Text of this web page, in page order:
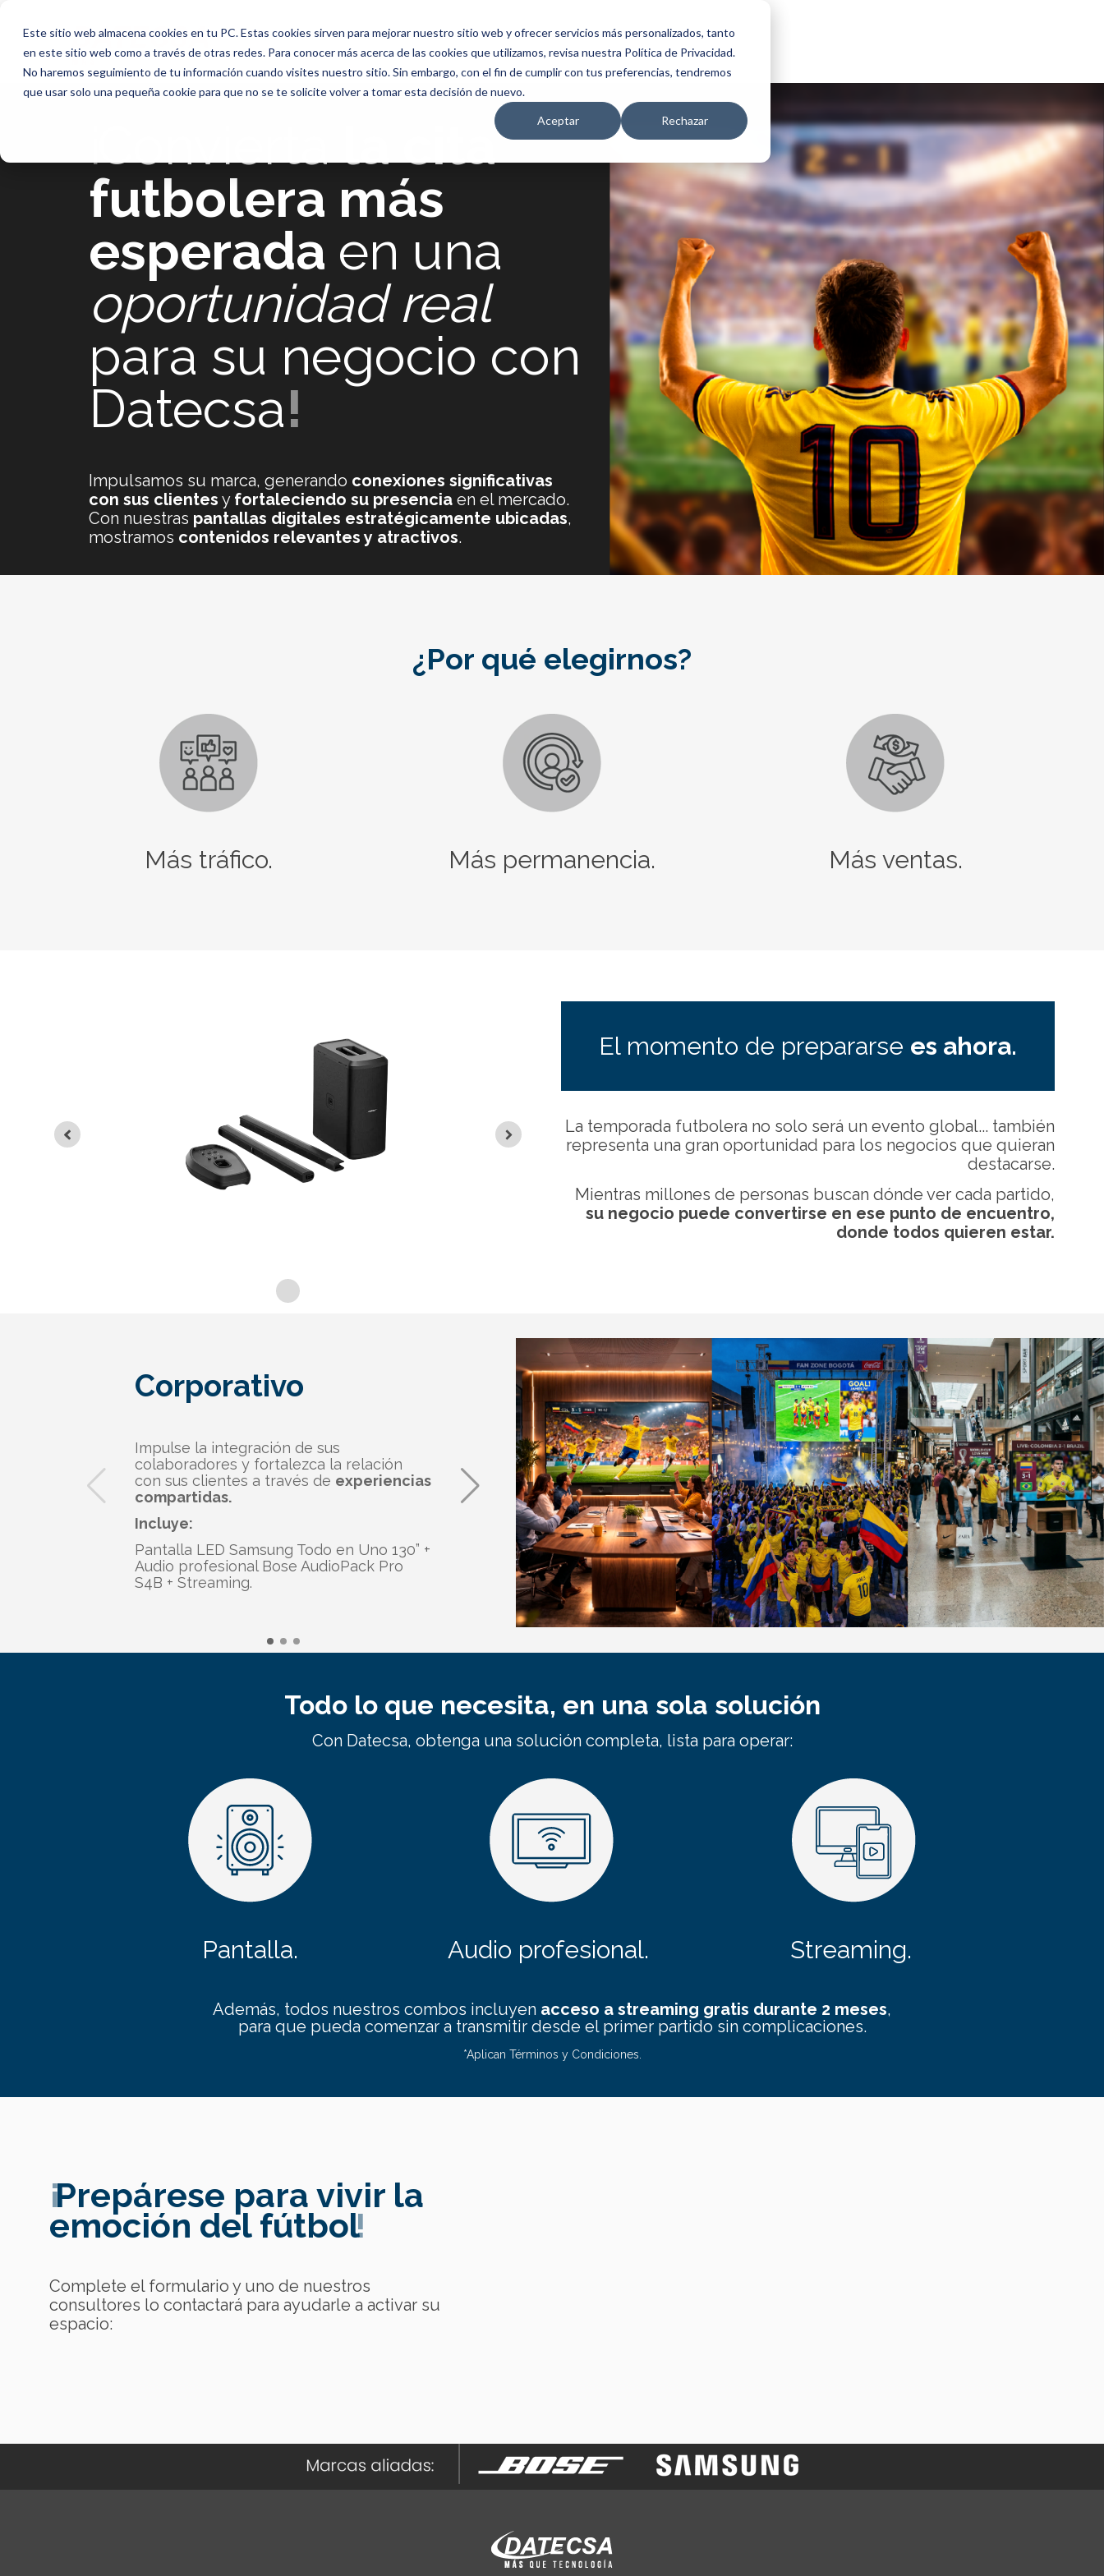
Este sitio web almacena cookies en tu PC. Estas cookies sirven para mejorar nuestro sitio web y ofrecer servicios más personalizados, tanto
en este sitio web como a través de otras redes. Para conocer más acerca de las cookies que utilizamos, revisa nuestra Política de Privacidad.
No haremos seguimiento de tu información cuando visites nuestro sitio. Sin embargo, con el fin de cumplir con tus preferencias, tendremos
que usar solo una pequeña cookie para que no se te solicite volver a tomar esta decisión de nuevo.
Aceptar Rechazar
¡Conviertala cita
futbolera más
esperada en una
oportunidad real
para su negocio con
Datecsa!
Impulsamos su marca, generando conexiones significativas
con sus clientes y fortaleciendo su presencia en el mercado.
Con nuestras pantallas digitales estratégicamente ubicadas,
mostramos contenidos relevantes y atractivos.
¿Por qué elegirnos?
Más tráfico. Más permanencia. Más ventas.
El momento de prepararse es ahora.
La temporada futbolera no solo será un evento global... también
representa una gran oportunidad para los negocios que quieran
destacarse.
Mientras millones de personas buscan dónde ver cada partido,
su negocio puede convertirse en ese punto de encuentro,
donde todos quieren estar.
Corporativo
Impulse la integración de sus
colaboradores y fortalezca la relación
con sus clientes a través de experiencias
compartidas.
Incluye:
Pantalla LED Samsung Todo en Uno 130” +
Audio profesional Bose AudioPack Pro
S4B + Streaming.
Retail
Atraiga más visitantes y aumente el
tiempo de permanencia en su punto de
venta.
Incluye:
Pantalla comercial Samsung 98” + Audio
profesional Bose L1 Pro8 + Streaming.
Auditorios
Cree experiencias masivas tipo
con impacto visual y sonoro.
Incluye:
Pantalla LED 200” + Sonido nítido
amplia cobertura Bose DesignMax
Streaming.
Todo lo que necesita, en una sola solución
Con Datecsa, obtenga una solución completa, lista para operar:
Pantalla. Audio profesional. Streaming.
Además, todos nuestros combos incluyen acceso a streaming gratis durante 2 meses,
para que pueda comenzar a transmitir desde el primer partido sin complicaciones.
*Aplican Términos y Condiciones.
¡Prepárese para vivir la
emoción del fútbol!
Complete el formulario y uno de nuestros
consultores lo contactará para ayudarle a activar su
espacio: